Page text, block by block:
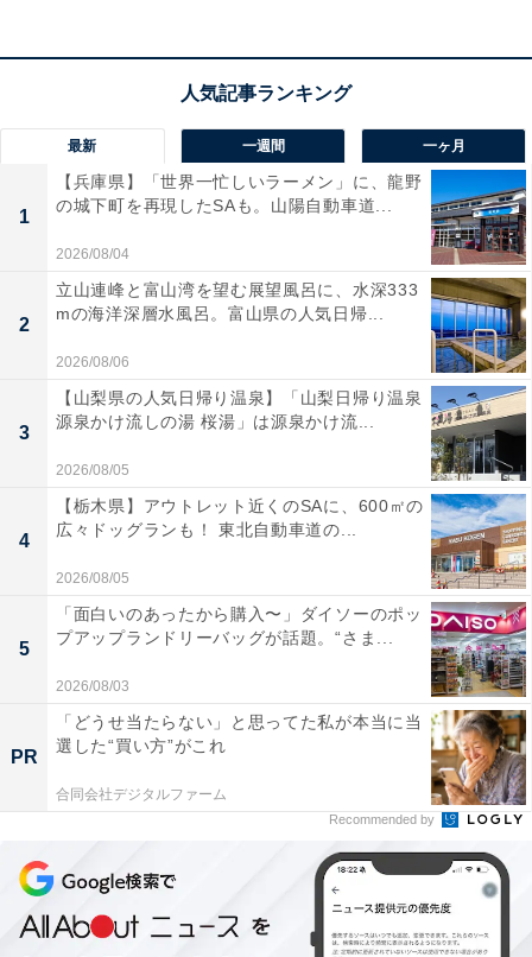
最新 一週間 一ヶ月
1
【兵庫県】「世界一忙しいラーメン」に、龍野
の城下町を再現したSAも。山陽自動車道...
2026/08/04
2
立山連峰と富山湾を望む展望風呂に、水深333
mの海洋深層水風呂。富山県の人気日帰...
2026/08/06
3
【山梨県の人気日帰り温泉】「山梨日帰り温泉
源泉かけ流しの湯 桜湯」は源泉かけ流...
2026/08/05
4
【栃木県】アウトレット近くのSAに、600㎡の
広々ドッグランも！ 東北自動車道の...
2026/08/05
5
「面白いのあったから購入〜」ダイソーのポッ
プアップランドリーバッグが話題。“さま...
2026/08/03
PR
「どうせ当たらない」と思ってた私が本当に当
選した“買い方”がこれ
合同会社デジタルファーム
Recommended by